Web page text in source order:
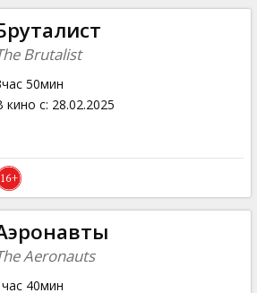
Brutalist
50мин
кино с: 28.02.2025
Aeronauts
40мин